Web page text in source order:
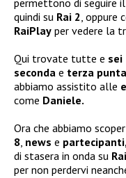
permettono di seguire
quindi su Rai 2, oppure
RaiPlay per vedere la
Qui trovate tutte e sei
seconda e terza
abbiamo assistito alle
come Daniele.
Ora che abbiamo
8, news e
di stasera in onda su
per non perdervi